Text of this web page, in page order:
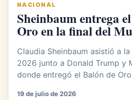
NACIONAL
Sheinbaum entrega
Oro en la final del
Claudia Sheinbaum asistió a
2026 junto a Donald Trump y
donde entregó el Balón de
19 de julio de 2026